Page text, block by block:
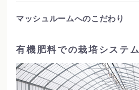
マッシュルームへのこだわり
有機肥料での栽培システム